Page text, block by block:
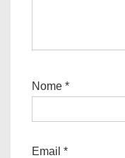
Nome *
Email *